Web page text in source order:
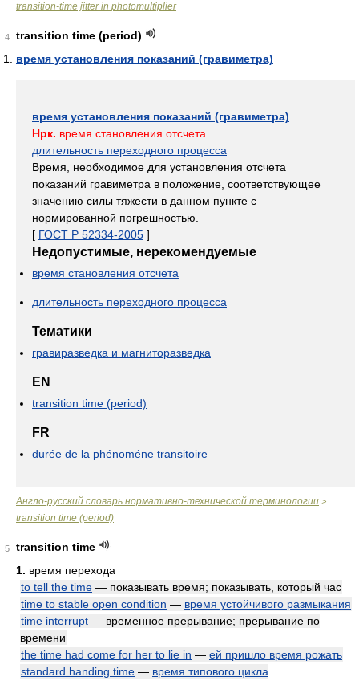
transition-time jitter in photomultiplier
4
transition time (period)
время установления показаний (гравиметра)
время установления показаний (гравиметра)
Нрк. время становления отсчета
длительность переходного процесса
Время, необходимое для установления отсчета
показаний гравиметра в положение, соответствующее
значению силы тяжести в данном пункте с
нормированной погрешностью.
[ ГОСТ Р 52334-2005 ]
Недопустимые, нерекомендуемые
время становления отсчета
длительность переходного процесса
Тематики
гравиразведка и магниторазведка
EN
transition time (period)
FR
durée de la phénoméne transitoire
Англо-русский словарь нормативно-технической терминологии >
transition time (period)
5
transition time
1. время перехода
to tell the time — показывать время; показывать, который час
time to stable open condition — время устойчивого размыкания
time interrupt — временное прерывание; прерывание по
времени
the time had come for her to lie in — ей пришло время рожать
standard handing time — время типового цикла